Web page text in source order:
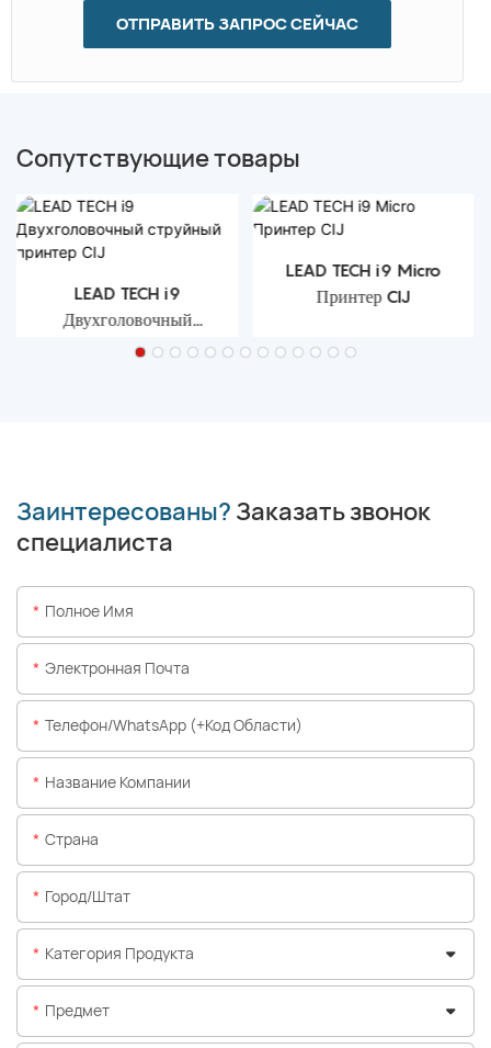
ОТПРАВИТЬ ЗАПРОС СЕЙЧАС
Сопутствующие товары
LEAD TECH i9
Двухголовочный
струйный принтер CIJ
LEAD TECH i9 Micro
Принтер CIJ
Заинтересованы? Заказать звонок
специалиста
Полное Имя
Электронная Почта
Телефон/WhatsApp (+код Области)
Название Компании
Страна
Город/штат
Категория Продукта
Предмет